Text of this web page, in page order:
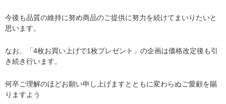
今後も品質の維持に努め商品のご提供に努力を続けてまいりたいと
思います。
なお、「4枚お買い上げで1枚プレゼント」の企画は価格改定後も引
き続き行います。
何卒ご理解のほどお願い申し上げますとともに変わらぬご愛顧を賜
りますよう